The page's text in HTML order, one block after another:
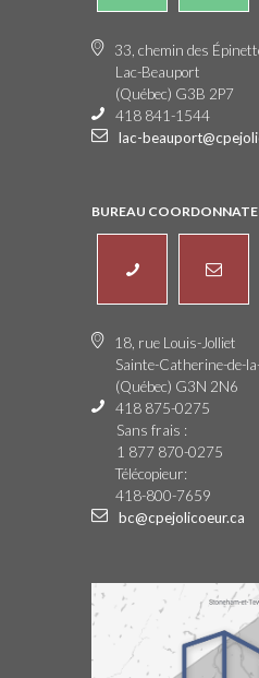
33, chemin des
Lac-Beauport
(Québec) G3B 2P7
418 841-1544
lac-
BUREAU
18, rue Louis-Jolliet
Sainte-Catherine-de-
(Québec) G3N 2N6
418 875-0275
Sans frais :
1 877 870-0275
Télécopieur:
418-800-7659
bc@cpejolicoeur.ca